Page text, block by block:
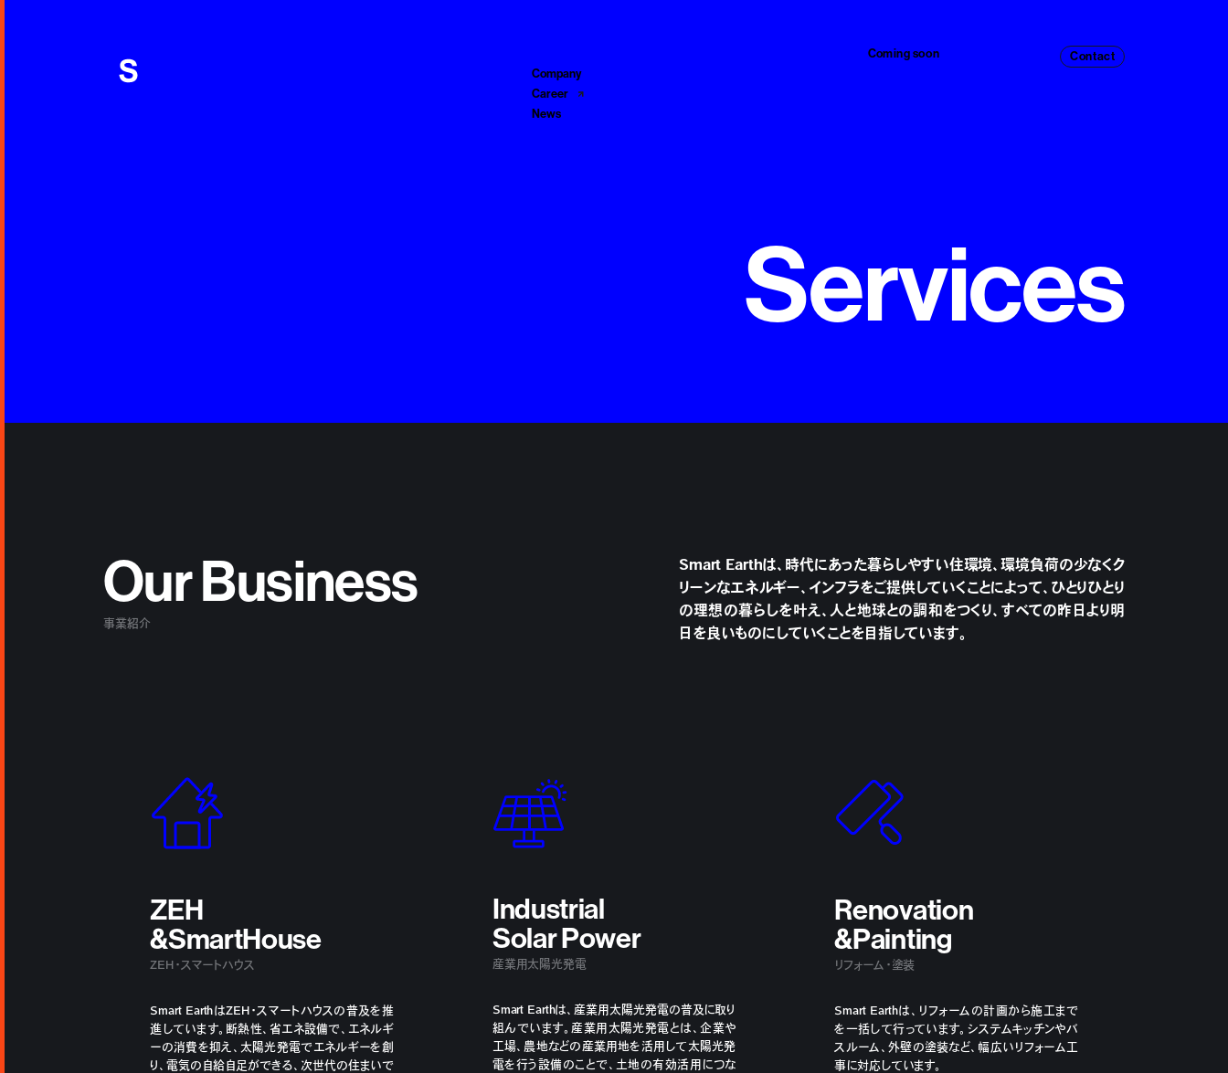
Company
Career
News
Coming soon Contact
Services
Our Business
事業紹介
Smart Earthは、時代にあった暮らしやすい住環境、環境負荷の少なくク
リーンなエネルギー、インフラをご提供していくことによって、ひとりひとり
の理想の暮らしを叶え、人と地球との調和をつくり、すべての昨日より明
日を良いものにしていくことを目指しています。
ZEH
&SmartHouse
ZEH・スマートハウス
Smart EarthはZEH・スマートハウスの普及を推
進しています。断熱性、省エネ設備で、エネルギ
ーの消費を抑え、太陽光発電でエネルギーを創
り、電気の自給自足ができる、次世代の住まいで
Industrial
Solar Power
産業用太陽光発電
Smart Earthは、産業用太陽光発電の普及に取り
組んでいます。産業用太陽光発電とは、企業や
工場、農地などの産業用地を活用して太陽光発
電を行う設備のことで、土地の有効活用につな
Renovation
&Painting
リフォーム・塗装
Smart Earthは、リフォームの計画から施工まで
を一括して行っています。システムキッチンやバ
スルーム、外壁の塗装など、幅広いリフォーム工
事に対応しています。